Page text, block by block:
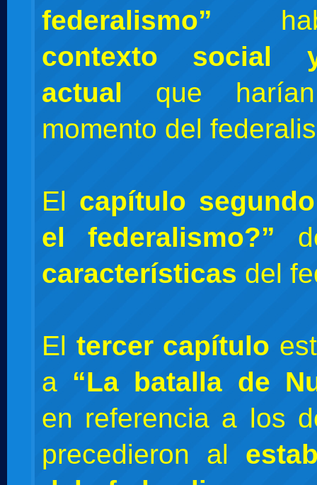
federalismo”
contexto social
actual que
momento del
El capítulo
el federalismo?”
características del
El tercer capítulo
a “La batalla de
en referencia a los
precedieron al